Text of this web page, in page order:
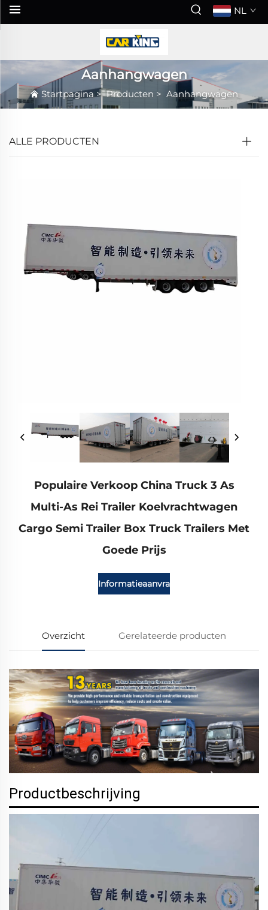
NL
Aanhangwagen
Startpagina>Producten > Aanhangwagen
ALLE PRODUCTEN
Populaire Verkoop China Truck 3 As
Multi-As Rei Trailer Koelvrachtwagen
Cargo Semi Trailer Box Truck Trailers Met
Goede Prijs
Informatieaanvraag
Overzicht Gerelateerde producten
Productbeschrijving